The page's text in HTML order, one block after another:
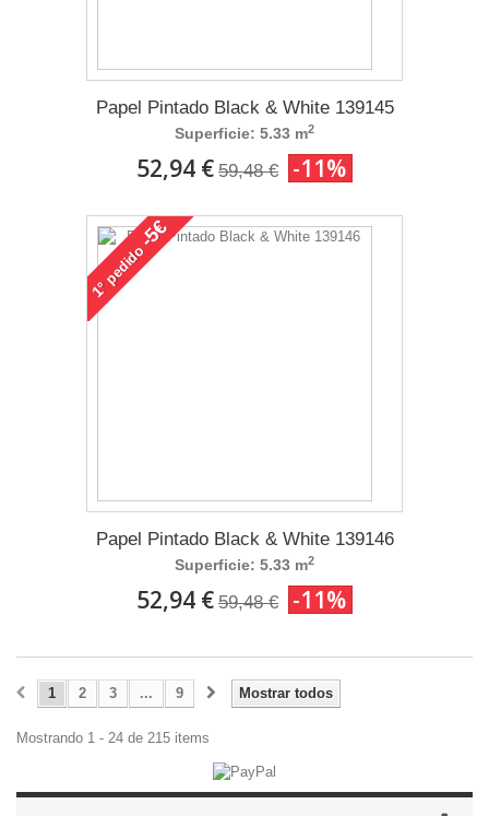
Papel Pintado Black & White 139145
Superficie: 5.33 m2
52,94 € 59,48 € -11%
1°
pedido
-5€
Papel Pintado Black & White 139146
Superficie: 5.33 m2
52,94 € 59,48 € -11%
Mostrar todos
1 2 3 ... 9
Mostrando 1 - 24 de 215 items